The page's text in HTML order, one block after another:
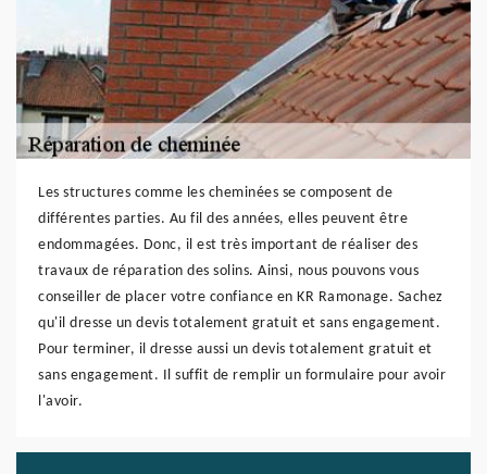
Les structures comme les cheminées se composent de
différentes parties. Au fil des années, elles peuvent être
endommagées. Donc, il est très important de réaliser des
travaux de réparation des solins. Ainsi, nous pouvons vous
conseiller de placer votre confiance en KR Ramonage. Sachez
qu'il dresse un devis totalement gratuit et sans engagement.
Pour terminer, il dresse aussi un devis totalement gratuit et
sans engagement. Il suffit de remplir un formulaire pour avoir
l'avoir.